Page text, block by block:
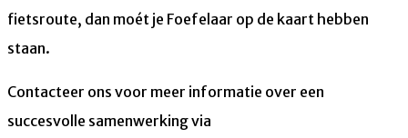
fietsroute, dan moét je Foefelaar op de kaart hebben
staan.
Contacteer ons voor meer informatie over een
succesvolle samenwerking via